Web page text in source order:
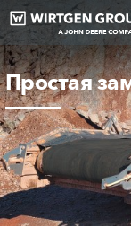
Простая